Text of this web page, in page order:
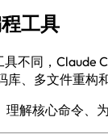
工具
不同，
、多文件重构
解核心命令、